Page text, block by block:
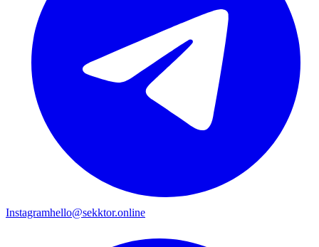
Instagramhello@sekktor.online